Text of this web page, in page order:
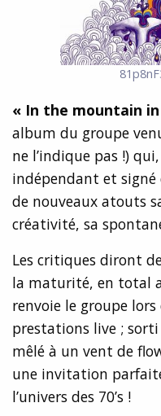
« In the mountain
album du groupe
ne l’indique pas !)
indépendant et
de nouveaux atouts
créativité, sa
Les critiques diront
la maturité, en total
renvoie le groupe lors
prestations live ; sorti
mêlé à un vent de
une invitation
l’univers des 70’s !